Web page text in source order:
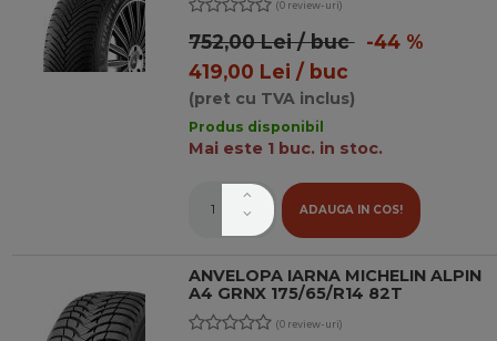
(0 review-uri)
752,00 Lei / buc-44 %
419,00 Lei / buc
(pret cu TVA inclus)
Produs disponibil
Mai este 1 buc. in stoc.
ADAUGA IN COS!
ANVELOPA IARNA MICHELIN ALPIN
A4 GRNX 175/65/R14 82T
(0 review-uri)